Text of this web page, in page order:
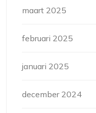
maart 2025
februari 2025
januari 2025
december 2024